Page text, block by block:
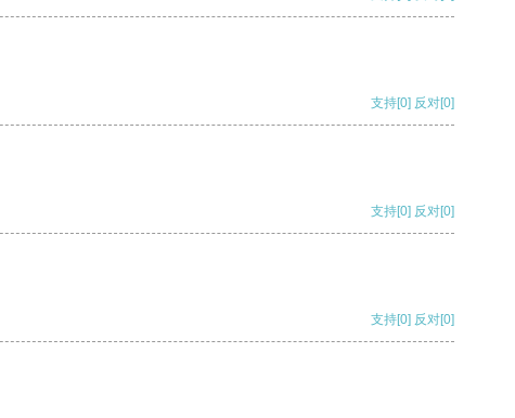
支持[0] 反对[0]
支持[0] 反对[0]
支持[0] 反对[0]